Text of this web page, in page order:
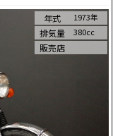
年式 1973年
排気量 380cc
販売店